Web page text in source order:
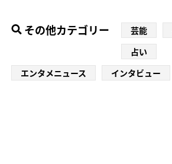
その他カテゴリー 芸能
占い
エンタメニュース
インタビュー